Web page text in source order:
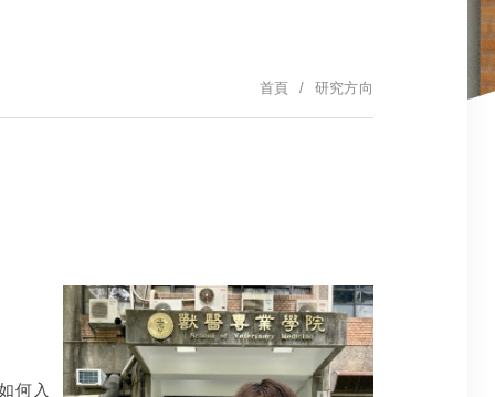
首頁 研究方向
何入